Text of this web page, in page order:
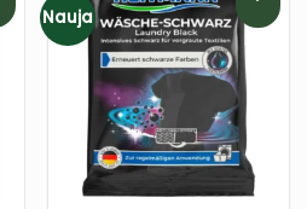
Nauja
PRIDĖTI
Į NORŲ
SĄRAŠĄ